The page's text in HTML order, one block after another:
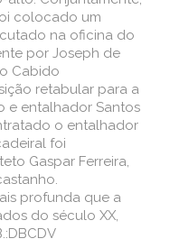
colocado um
na oficina do
por Joseph de
o Cabido
retabular para a
e entalhador Santos
o entalhador
foi
Gaspar Ferreira,
profunda que a
do século XX,